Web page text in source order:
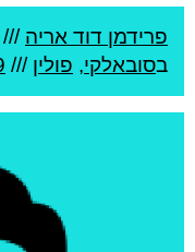
פרידמן דוד אריה ///
בסובאלקי, פולין ///